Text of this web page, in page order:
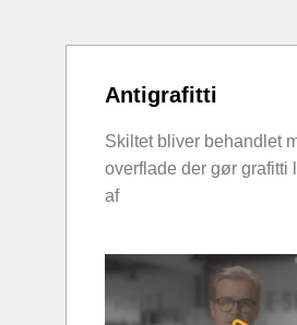
Antigrafitti
Skiltet bliver behandlet
overflade der gør grafitti
af